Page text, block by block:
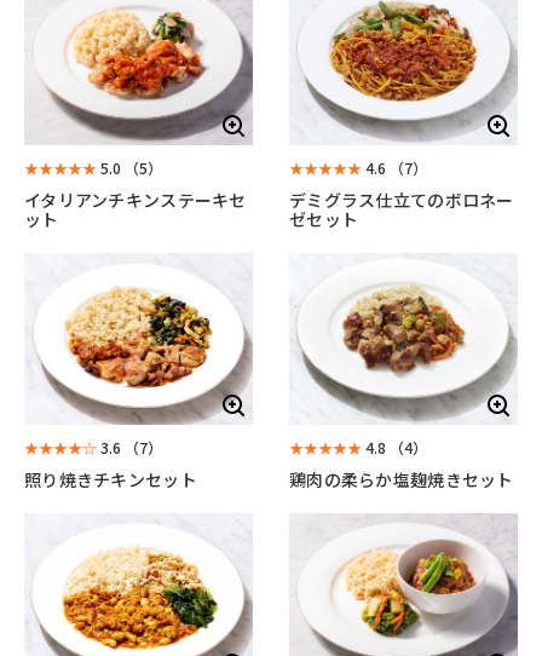
★★★★★5.0 （5）
イタリアンチキンステーキセ
ット
★★★★★4.6 （7）
デミグラス仕立てのボロネー
ゼセット
★★★★☆3.6 （7）
照り焼きチキンセット
★★★★★4.8 （4）
鶏肉の柔らか塩麹焼きセット